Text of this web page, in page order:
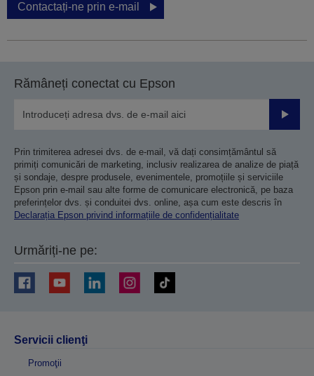
Contactați-ne prin e-mail
Rămâneți conectat cu Epson
Prin trimiterea adresei dvs. de e-mail, vă dați consimțământul să
primiți comunicări de marketing, inclusiv realizarea de analize de piață
și sondaje, despre produsele, evenimentele, promoțiile și serviciile
Epson prin e-mail sau alte forme de comunicare electronică, pe baza
preferințelor dvs. și conduitei dvs. online, așa cum este descris în
Declarația Epson privind informațiile de confidențialitate
Urmăriți-ne pe:
Servicii clienţi
Promoţii